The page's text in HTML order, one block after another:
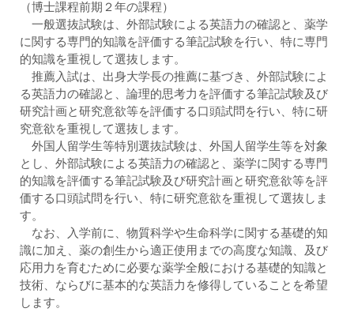
（博士課程前期２年の課程）
一般選抜試験は、外部試験による英語力の確認と、薬学
に関する専門的知識を評価する筆記試験を行い、特に専門
的知識を重視して選抜します。
推薦入試は、出身大学長の推薦に基づき、外部試験によ
る英語力の確認と、論理的思考力を評価する筆記試験及び
研究計画と研究意欲等を評価する口頭試問を行い、特に研
究意欲を重視して選抜します。
外国人留学生等特別選抜試験は、外国人留学生等を対象
とし、外部試験による英語力の確認と、薬学に関する専門
的知識を評価する筆記試験及び研究計画と研究意欲等を評
価する口頭試問を行い、特に研究意欲を重視して選抜しま
す。
なお、入学前に、物質科学や生命科学に関する基礎的知
識に加え、薬の創生から適正使用までの高度な知識、及び
応用力を育むために必要な薬学全般における基礎的知識と
技術、ならびに基本的な英語力を修得していることを希望
します。